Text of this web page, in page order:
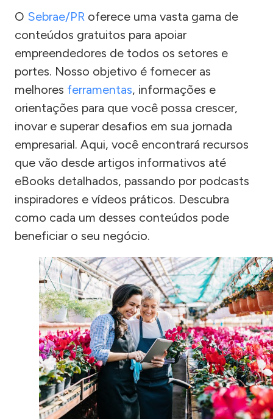
O Sebrae/PR oferece uma vasta gama de
conteúdos gratuitos para apoiar
empreendedores de todos os setores e
portes. Nosso objetivo é fornecer as
melhores ferramentas, informações e
orientações para que você possa crescer,
inovar e superar desafios em sua jornada
empresarial. Aqui, você encontrará recursos
que vão desde artigos informativos até
eBooks detalhados, passando por podcasts
inspiradores e vídeos práticos. Descubra
como cada um desses conteúdos pode
beneficiar o seu negócio.